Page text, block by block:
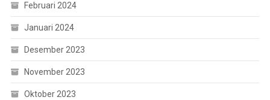
Februari 2024
Januari 2024
Desember 2023
November 2023
Oktober 2023